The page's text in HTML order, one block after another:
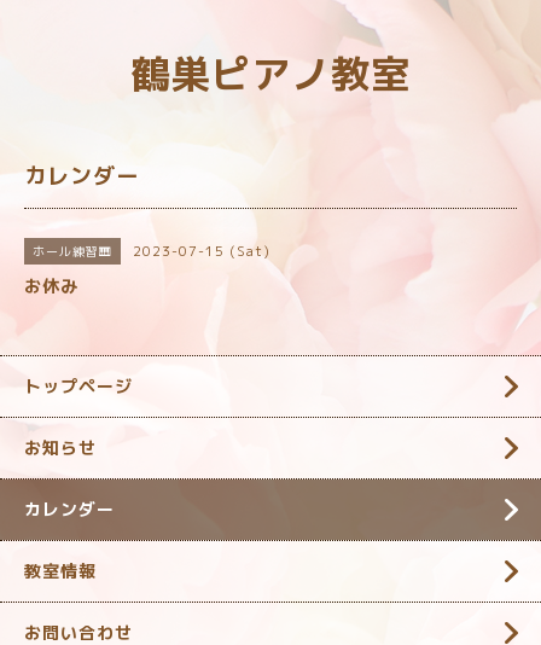
鶴巣ピアノ教室
カレンダー
ホール練習🎹 2023-07-15 (Sat)
お休み
トップページ
お知らせ
カレンダー
教室情報
お問い合わせ